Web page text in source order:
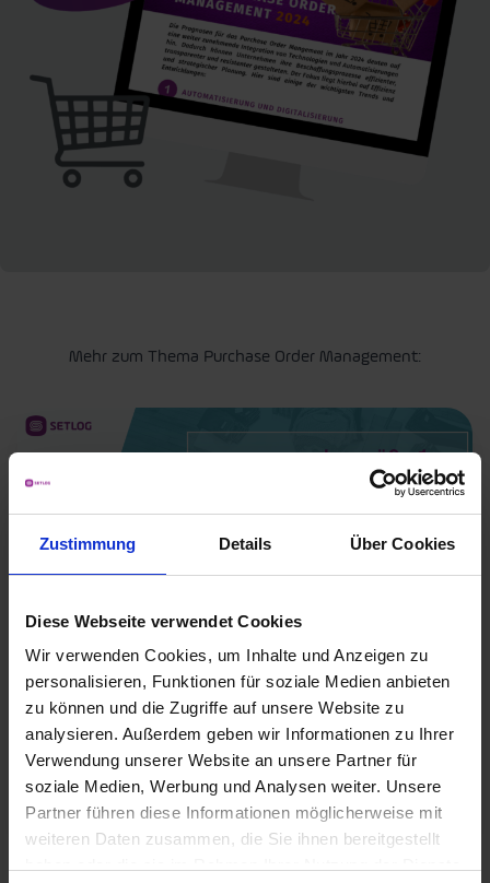
Zustimmung Details Über Cookies
Diese Webseite verwendet Cookies
Wir verwenden Cookies, um Inhalte und Anzeigen zu
personalisieren, Funktionen für soziale Medien anbieten
zu können und die Zugriffe auf unsere Website zu
analysieren. Außerdem geben wir Informationen zu Ihrer
Verwendung unserer Website an unsere Partner für
soziale Medien, Werbung und Analysen weiter. Unsere
Partner führen diese Informationen möglicherweise mit
weiteren Daten zusammen, die Sie ihnen bereitgestellt
Mehr zum Thema Purchase Order Management:
BLOG
Losgröße 1: Neue Chancen für die
Textilbranche
Jetzt lesen